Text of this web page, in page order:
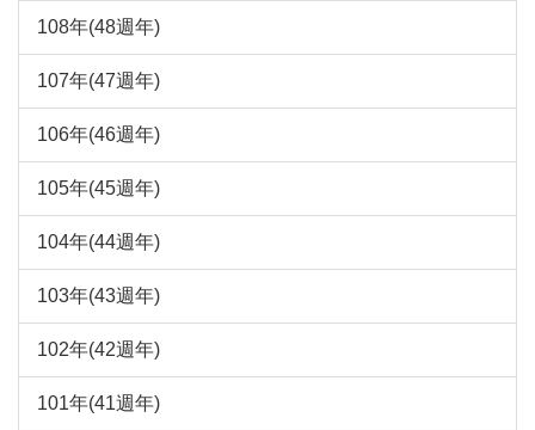
108年(48週年)
107年(47週年)
106年(46週年)
105年(45週年)
104年(44週年)
103年(43週年)
102年(42週年)
101年(41週年)